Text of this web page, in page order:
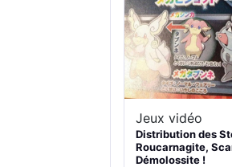
Jeux vidéo
Distribution des
Roucarnagite,
Démolossite !